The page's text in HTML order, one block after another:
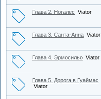
Глава 2. Ногалес Viator
Глава 3. Санта-Анна Viator
Глава 4. Эрмосильо Viator
Глава 5. Дорога в Гуаймас
Viator